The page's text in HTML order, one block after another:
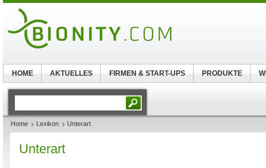
Home Lexikon Unterart
Unterart
HOME AKTUELLES FIRMEN & START-UPS PRODUKTE